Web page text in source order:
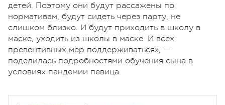
детей. Поэтому они будут рассажены по
нормативам, будут сидеть через парту, не
слишком близко. И будут приходить в школу в
маске, уходить из школы в маске. И всех
превентивных мер поддерживаться», —
поделилась подробностями обучения сына в
условиях пандемии певица.